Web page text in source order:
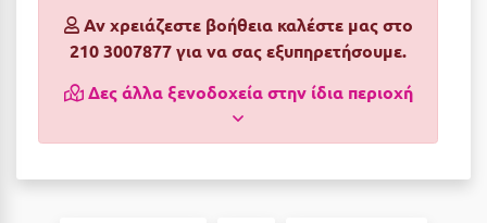
Αριδαία
Αρκαδία
Ξενοδοχεία 3 Αστέρων
Ξενοδοχεία 4 Αστέρων
Ξενοδοχεία 5 Αστέρων
Κρουαζιέρες
Αν χρειάζεστε βοήθεια καλέστε μας στο
210 3007877 για να σας εξυπηρετήσουμε.
Δες άλλα ξενοδοχεία στην ίδια περιοχή